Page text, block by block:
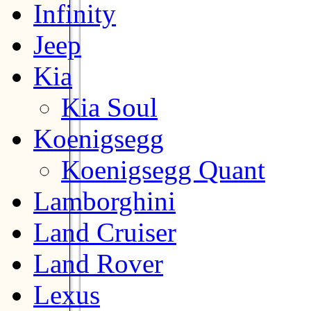
Infinity
Jeep
Kia
Kia Soul
Koenigsegg
Koenigsegg Quant
Lamborghini
Land Cruiser
Land Rover
Lexus